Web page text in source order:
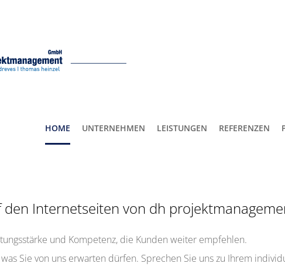
HOME UNTERNEHMEN LEISTUNGEN REFERENZEN
den Internetseiten von dh
und Kompetenz, die Kunden weiter empfehlen.
Sie von uns erwarten dürfen. Sprechen Sie uns zu Ihrem